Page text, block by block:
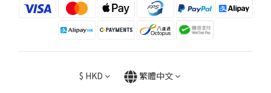
$ HKD 繁體中文